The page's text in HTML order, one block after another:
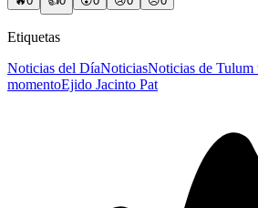
Etiquetas
Noticias del DíaNoticiasNoticias de Tulum
momentoEjido Jacinto Pat